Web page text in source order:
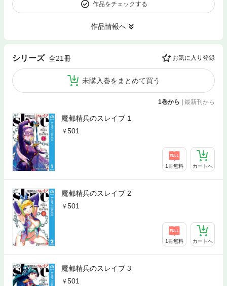
作品をチェックする
作品情報へ
シリーズ 全21冊 お気に入り登録
未購入巻をまとめて買う
1巻から 最新刊から
魔都精兵のスレイブ 1
501
1冊無料 カートへ
魔都精兵のスレイブ 2
501
1冊無料 カートへ
魔都精兵のスレイブ 3
501